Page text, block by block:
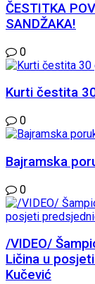
ČESTITKA
SANDŽAKA!
0
Kurti čestita
0
Bajramska
0
/VIDEO/
Ličina u
Kučević